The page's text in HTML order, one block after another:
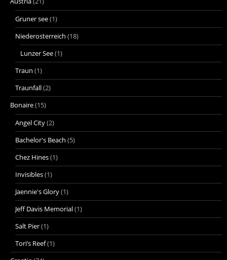
Gruner see(1)
Niederosterreich (18)
Lunzer See(1)
Traun (1)
Traunfall(2)
Bonaire(15)
Angel City(2)
Bachelor's Beach (5)
Chez Hines(1)
Invisibles(1)
Jaennie's Glory(1)
Jeff Davis Memorial(1)
Salt Pier(1)
Tori’s Reef(1)